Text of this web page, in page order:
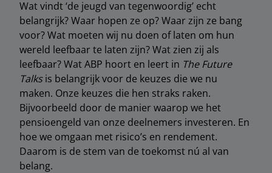
Wat vindt ‘de jeugd van tegenwoordig’ echt
belangrijk? Waar hopen ze op? Waar zijn ze bang
voor? Wat moeten wij nu doen of laten om hun
wereld leefbaar te laten zijn? Wat zien zij als
leefbaar? Wat ABP hoort en leert in The Future
Talksis belangrijk voor de keuzes die we nu
maken. Onze keuzes die hen straks raken.
Bijvoorbeeld door de manier waarop we het
pensioengeld van onze deelnemers investeren. En
hoe we omgaan met risico’s en rendement.
Daarom is de stem van de toekomst nú al van
belang.